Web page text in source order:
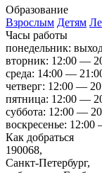
Образование
Взрослым Детям
Часы работы
понедельник:
вторник: 12:00 —
среда: 14:00 —
четверг: 12:00 —
пятница: 12:00 —
суббота: 12:00 —
воскресенье:
Как добраться
190068,
Санкт-Петербург,